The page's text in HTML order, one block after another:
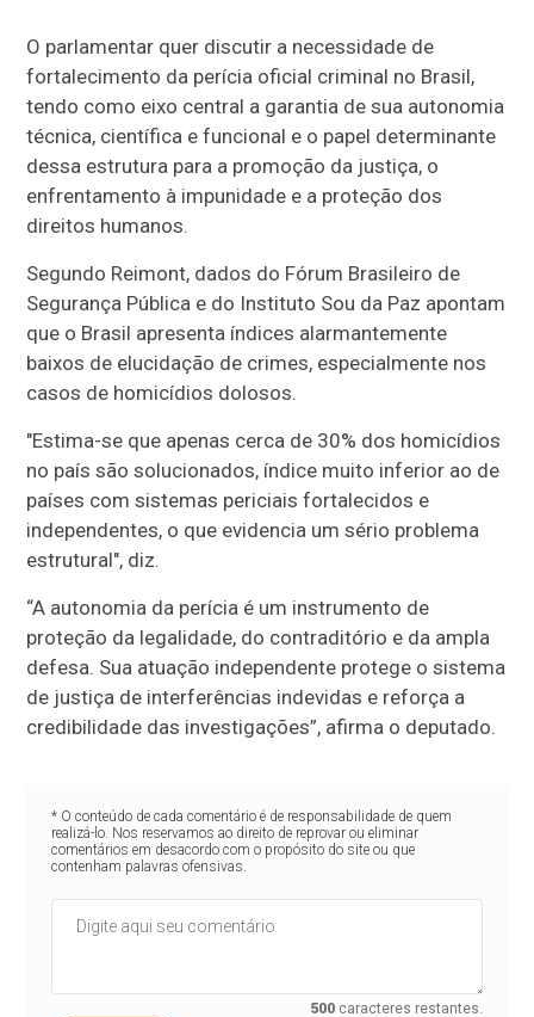
O parlamentar quer discutir a necessidade de
fortalecimento da perícia oficial criminal no Brasil,
tendo como eixo central a garantia de sua autonomia
técnica, científica e funcional e o papel determinante
dessa estrutura para a promoção da justiça, o
enfrentamento à impunidade e a proteção dos
direitos humanos.
Segundo Reimont, dados do Fórum Brasileiro de
Segurança Pública e do Instituto Sou da Paz apontam
que o Brasil apresenta índices alarmantemente
baixos de elucidação de crimes, especialmente nos
casos de homicídios dolosos.
"Estima-se que apenas cerca de 30% dos homicídios
no país são solucionados, índice muito inferior ao de
países com sistemas periciais fortalecidos e
independentes, o que evidencia um sério problema
estrutural", diz.
“A autonomia da perícia é um instrumento de
proteção da legalidade, do contraditório e da ampla
defesa. Sua atuação independente protege o sistema
de justiça de interferências indevidas e reforça a
credibilidade das investigações”, afirma o deputado.
* O conteúdo de cada comentário é de responsabilidade de quem
realizá-lo. Nos reservamos ao direito de reprovar ou eliminar
comentários em desacordo com o propósito do site ou que
contenham palavras ofensivas.
500 caracteres restantes.